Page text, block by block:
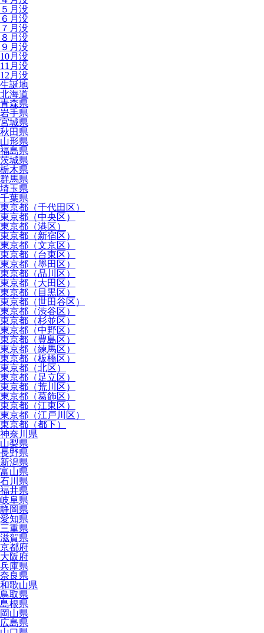
５月没
６月没
７月没
８月没
９月没
10月没
11月没
12月没
生誕地
北海道
青森県
岩手県
宮城県
秋田県
山形県
福島県
茨城県
栃木県
群馬県
埼玉県
千葉県
東京都（千代田区）
東京都（中央区）
東京都（港区）
東京都（新宿区）
東京都（文京区）
東京都（台東区）
東京都（墨田区）
東京都（品川区）
東京都（大田区）
東京都（目黒区）
東京都（世田谷区）
東京都（渋谷区）
東京都（杉並区）
東京都（中野区）
東京都（豊島区）
東京都（練馬区）
東京都（板橋区）
東京都（北区）
東京都（足立区）
東京都（荒川区）
東京都（葛飾区）
東京都（江東区）
東京都（江戸川区）
東京都（都下）
神奈川県
山梨県
長野県
新潟県
富山県
石川県
福井県
岐阜県
静岡県
愛知県
三重県
滋賀県
京都府
大阪府
兵庫県
奈良県
和歌山県
鳥取県
島根県
岡山県
広島県